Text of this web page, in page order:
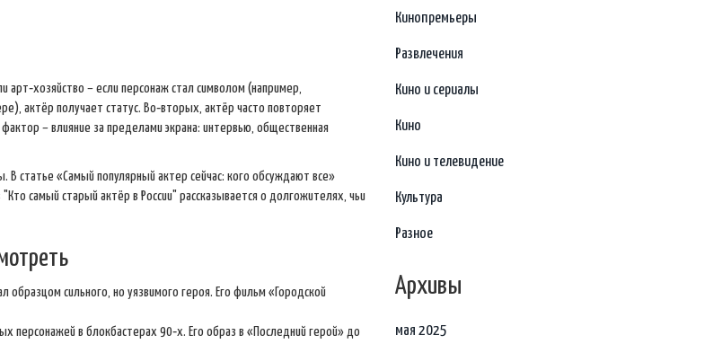
арт‑хозяйство – если персонаж стал символом (например,
актёр получает статус. Во‑вторых, актёр часто повторяет
– влияние за пределами экрана: интервью, общественная
статье «Самый популярный актер сейчас: кого обсуждают все»
самый старый актёр в России" рассказывается о долгожителях, чьи
образцом сильного, но уязвимого героя. Его фильм «Городской
персонажей в блокбастерах 90‑х. Его образ в «Последний герой» до
Кинопремьеры
Развлечения
Кино и сериалы
Кино
Кино и телевидение
Культура
Разное
Архивы
мая 2025